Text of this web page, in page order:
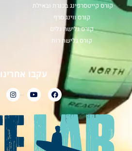
קורס קייטסרפינג בכנרת ובאילת
קורס ווינג סרף
קורס גלישת גלים
קורס גלישת רוח
עקבו אחרינו